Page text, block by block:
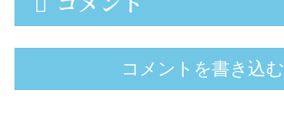
コメントを書き込む